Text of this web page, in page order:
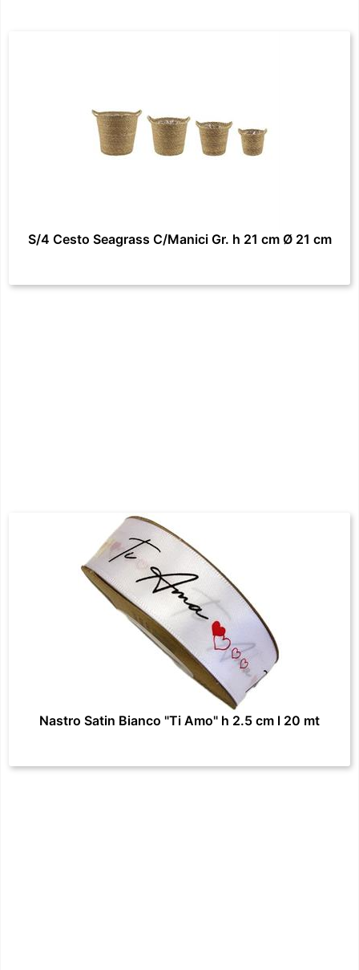
S/4 Cesto Seagrass C/Manici Gr. h 21 cm Ø 21 cm
Nastro Satin Bianco "Ti Amo" h 2.5 cm l 20 mt